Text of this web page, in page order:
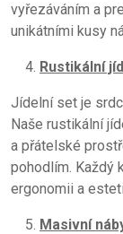
vyřezáváním a
unikátními kusy
Rustikální
Jídelní set je
Naše rustikální
a přátelské
pohodlím. Každý
ergonomii a
Masivní